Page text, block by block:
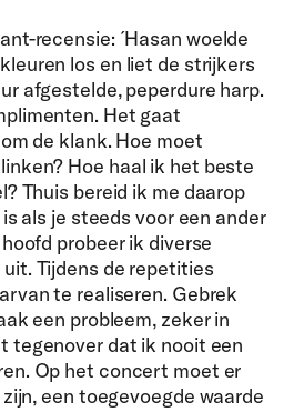
recensie: ´Hasan woelde
los en liet de strijkers
afgestelde, peperdure harp.
Het gaat
de klank. Hoe moet
Hoe haal ik het beste
Thuis bereid ik me daarop
als je steeds voor een ander
probeer ik diverse
Tijdens de repetities
te realiseren. Gebrek
een probleem, zeker in
tegenover dat ik nooit een
Op het concert moet er
een toegevoegde waarde